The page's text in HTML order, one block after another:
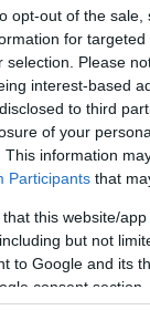
opt-out of the
for
selection. Please
interest-based
to third
of your
This information
Participants that
that this website/
but not
to Google and its
consent section.